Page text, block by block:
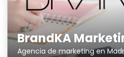
BrandKA
Agencia de marketing en